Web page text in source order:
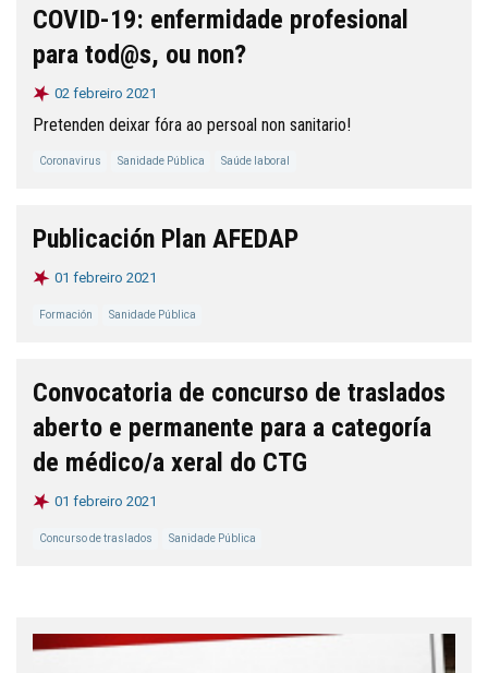
COVID-19: enfermidade profesional
para tod@s, ou non?
02 febreiro 2021
Pretenden deixar fóra ao persoal non sanitario!
Coronavirus Sanidade Pública Saúde laboral
Publicación Plan AFEDAP
01 febreiro 2021
Formación Sanidade Pública
Convocatoria de concurso de traslados
aberto e permanente para a categoría
de médico/a xeral do CTG
01 febreiro 2021
Concurso de traslados Sanidade Pública